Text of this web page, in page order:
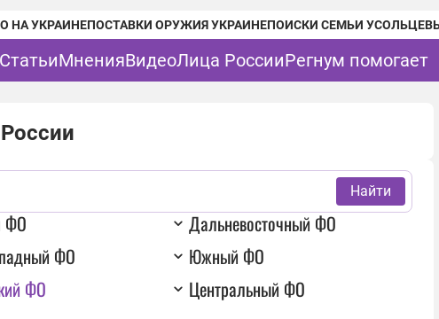
НА УКРАИНЕПОСТАВКИ ОРУЖИЯ УКРАИНЕПОИСКИ СЕМЬИ
СтатьиМненияВидеоЛица РоссииРегнум помогает
Найти
ФО
Дальневосточный ФО
ФО
Южный ФО
ФО
Центральный ФО